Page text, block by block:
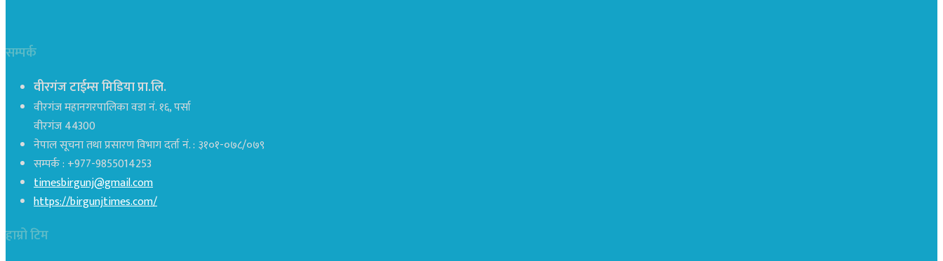
सम्पर्क
वीरगंज टाईम्स मिडिया प्रा.लि.
वीरगंज महानगरपालिका वडा नं. १६, पर्सा
वीरगंज 44300
नेपाल सूचना तथा प्रसारण विभाग दर्ता नं. : ३१०१-०७८/०७९
सम्पर्क : +977-9855014253
timesbirgunj@gmail.com
https://birgunjtimes.com/
हाम्रो टिम